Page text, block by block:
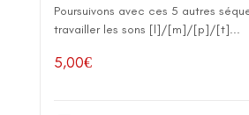
Poursuivons avec ces 5 autres
travailler les sons [l]/[m]/[p]/[t]...
5,00€